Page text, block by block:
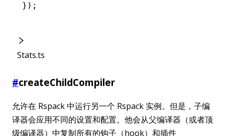
});
Stats.ts
#createChildCompiler
允许在 Rspack 中运行另一个 Rspack 实例。但是，子编
译器会应用不同的设置和配置。他会从父编译器（或者顶
级编译器）中复制所有的钩子（hook）和插件